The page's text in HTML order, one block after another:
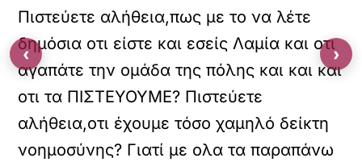
Πιστεύετε αλήθεια,πως με το να λέτε
δημόσια οτι είστε και εσείς Λαμία και οτι
αγαπάτε την ομάδα της πόλης και και και
οτι τα ΠΙΣΤΕΥΟΥΜΕ? Πιστεύετε
αλήθεια,οτι έχουμε τόσο χαμηλό δείκτη
νοημοσύνης? Γιατί με ολα τα παραπάνω
‹ ›